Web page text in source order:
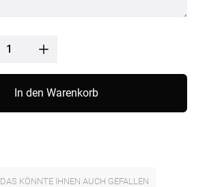
In den Warenkorb
DAS KÖNNTE IHNEN AUCH GEFALLEN